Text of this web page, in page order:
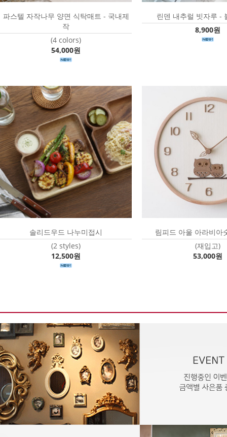
파스텔 자작나무 양면 식탁매트 - 국내제
작
(4 colors)
54,000원
린덴 내추럴 빗자루 -
8,900원
솔리드우드 나누미접시
(2 styles)
12,500원
림피드 아울 아라비아
(재입고)
53,000원